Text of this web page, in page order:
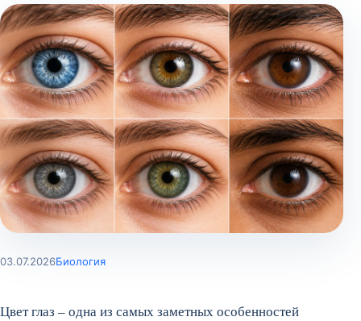
03.07.2026Биология
Цвет глаз – одна из самых заметных особенностей